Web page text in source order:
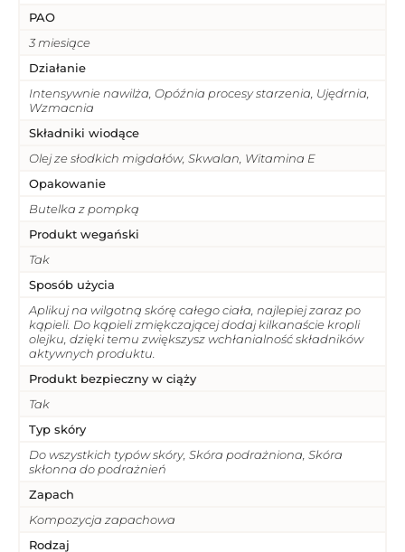
PAO
3 miesiące
Działanie
Intensywnie nawilża, Opóźnia procesy starzenia, Ujędrnia,
Wzmacnia
Składniki wiodące
Olej ze słodkich migdałów, Skwalan, Witamina E
Opakowanie
Butelka z pompką
Produkt wegański
Tak
Sposób użycia
Aplikuj na wilgotną skórę całego ciała, najlepiej zaraz po
kąpieli. Do kąpieli zmiękczającej dodaj kilkanaście kropli
olejku, dzięki temu zwiększysz wchłanialność składników
aktywnych produktu.
Produkt bezpieczny w ciąży
Tak
Typ skóry
Do wszystkich typów skóry, Skóra podrażniona, Skóra
skłonna do podrażnień
Zapach
Kompozycja zapachowa
Rodzaj